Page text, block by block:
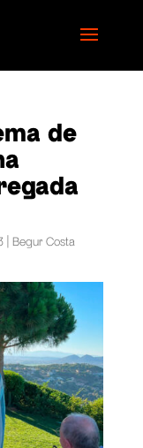
de
| Begur Costa